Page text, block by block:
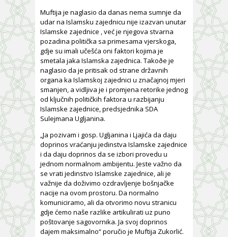
Muftija je naglasio da danas nema sumnje da
udar na Islamsku zajednicu nije izazvan unutar
Islamske zajednice , već je njegova stvarna
pozadina politička sa primesama vjerskoga,
gdje su imali učešća oni faktori kojima je
smetala jaka Islamska zajednica. Takoðe je
naglasio da je pritisak od strane državnih
organa ka Islamskoj zajednici u značajnoj mjeri
smanjen, a vidljiva je i promjena retorike jednog
od ključnih političkih faktora u razbijanju
Islamske zajednice, predsjednika SDA
Sulejmana Ugljanina.
„Ja pozivam i gosp. Ugljanina i Ljajića da daju
doprinos vraćanju jedinstva Islamske zajednice
i da daju doprinos da se izbori provedu u
jednom normalnom ambijentu. Jeste važno da
se vrati jedinstvo Islamske zajednice, ali je
važnije da doživimo ozdravljenje bošnjačke
nacije na ovom prostoru. Da normalno
komuniciramo, ali da otvorimo novu stranicu
gdje ćemo naše razlike artikulirati uz puno
poštovanje sagovornika. Ja svoj doprinos
dajem maksimalno“ poručio je Muftija Zukorlić.